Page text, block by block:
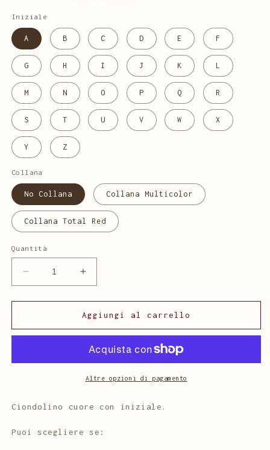
Iniziale
A B C D E F
G H I J K L
M N O P Q R
S T U V W X
Y Z
Collana
No Collana Collana Multicolor
Collana Total Red
Quantità
Diminuisci
quantità
per
Mio
Aumenta
quantità
per
Cuore
Mio
Aggiungi al carrello
Altre opzioni di pagamento
Ciondolino cuore con iniziale.
Puoi scegliere se: